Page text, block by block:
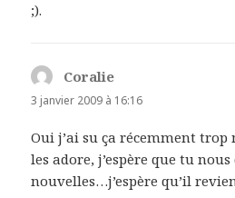
;).
Coralie
3 janvier 2009 à 16:16
Oui j’ai su ça récemment trop
les adore, j’espère que tu
nouvelles…j’espère qu’il